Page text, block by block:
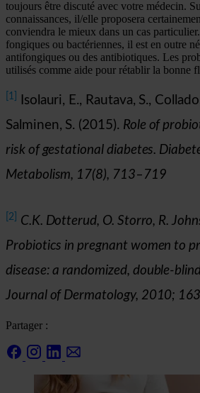
toujours être discuté avec votre médecin.
connaissances, il/elle proposera
conviendra le mieux dans un cas
fongiques ou bactériennes, il est en outre
antifongiques ou des antibiotiques. Les
utilisés comme aide pour rétablir la bonne
[1]
Isolauri, E., Rautava, S.,
Salminen, S. (2015). Role of
risk of gestational diabetes.
Metabolism, 17(8), 713–719
[2]
C.K. Dotterud, O. Storro, R.
Probiotics in pregnant women to
disease: a randomized, double-
Journal of Dermatology, 2010;
Partager :